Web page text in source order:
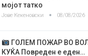
мојот татко
Јове Кекеновски 08/08/2026
ГОЛЕМ ПОЖАР ВО
КУЌА Повреден е еден…